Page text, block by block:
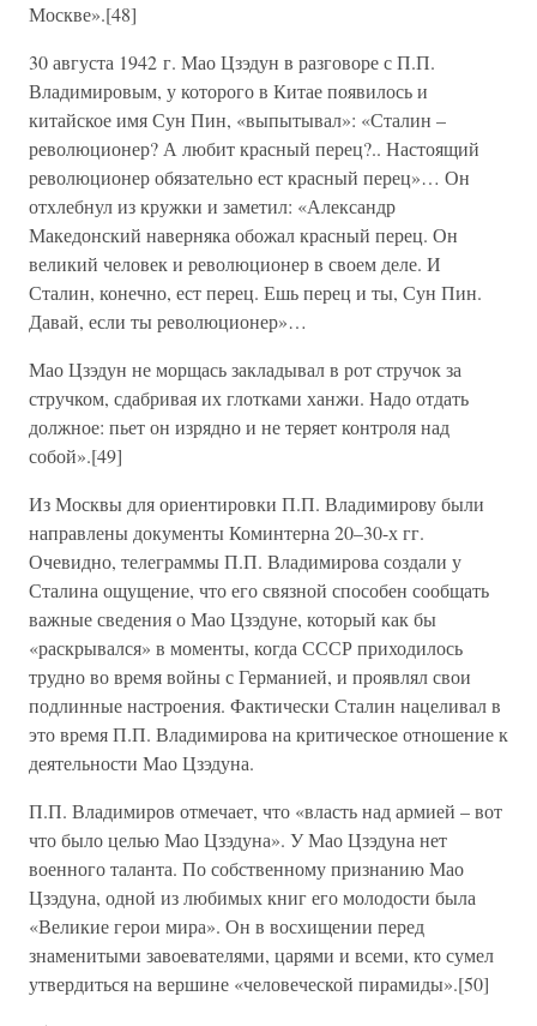
Москве».[48]
30 августа 1942 г. Мао Цзэдун в разговоре с П.П.
Владимировым, у которого в Китае появилось и
китайское имя Сун Пин, «выпытывал»: «Сталин –
революционер? А любит красный перец?.. Настоящий
революционер обязательно ест красный перец»… Он
отхлебнул из кружки и заметил: «Александр
Македонский наверняка обожал красный перец. Он
великий человек и революционер в своем деле. И
Сталин, конечно, ест перец. Ешь перец и ты, Сун Пин.
Давай, если ты революционер»…
Мао Цзэдун не морщась закладывал в рот стручок за
стручком, сдабривая их глотками ханжи. Надо отдать
должное: пьет он изрядно и не теряет контроля над
собой».[49]
Из Москвы для ориентировки П.П. Владимирову были
направлены документы Коминтерна 20–30-х гг.
Очевидно, телеграммы П.П. Владимирова создали у
Сталина ощущение, что его связной способен сообщать
важные сведения о Мао Цзэдуне, который как бы
«раскрывался» в моменты, когда СССР приходилось
трудно во время войны с Германией, и проявлял свои
подлинные настроения. Фактически Сталин нацеливал в
это время П.П. Владимирова на критическое отношение к
деятельности Мао Цзэдуна.
П.П. Владимиров отмечает, что «власть над армией – вот
что было целью Мао Цзэдуна». У Мао Цзэдуна нет
военного таланта. По собственному признанию Мао
Цзэдуна, одной из любимых книг его молодости была
«Великие герои мира». Он в восхищении перед
знаменитыми завоевателями, царями и всеми, кто сумел
утвердиться на вершине «человеческой пирамиды».[50]